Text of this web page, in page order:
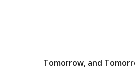
Tomorrow, and